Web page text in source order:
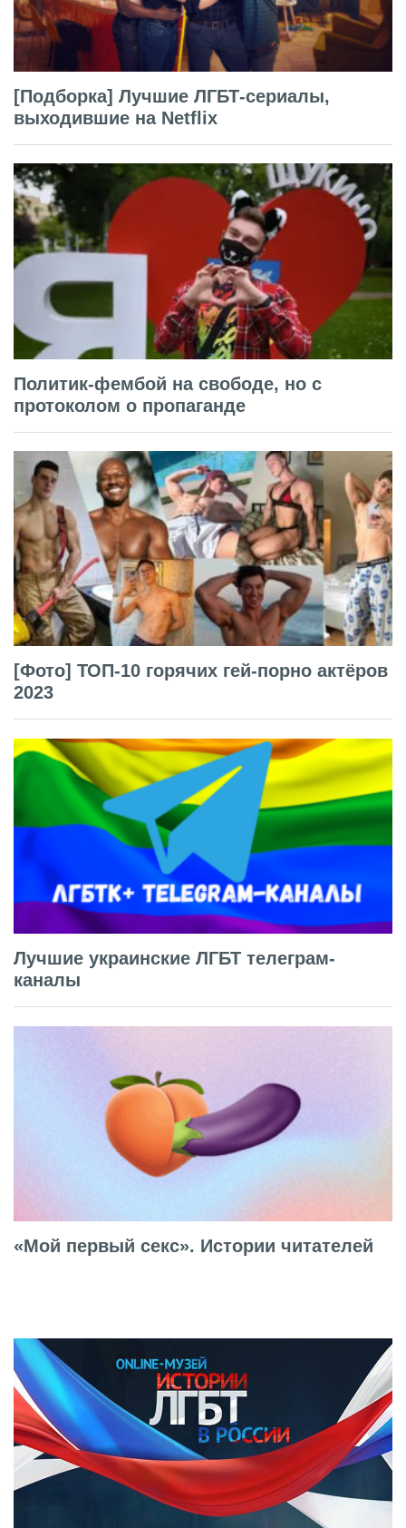
[Подборка] Лучшие ЛГБТ-сериалы,
выходившие на Netflix
Политик-фембой на свободе, но с
протоколом о пропаганде
[Фото] ТОП-10 горячих гей-порно актёров
2023
Лучшие украинские ЛГБТ телеграм-
каналы
«Мой первый секс». Истории читателей